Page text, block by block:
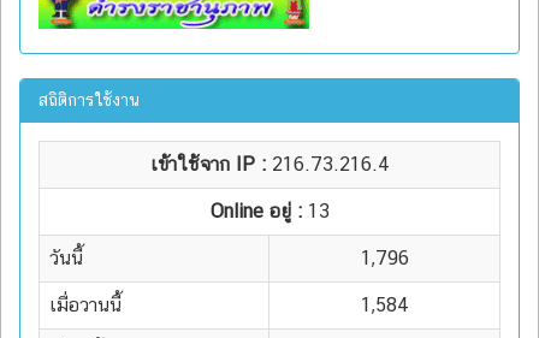
สถิติการใช้งาน
เข้าใช้จาก IP : 216.73.216.4
Online อยู่ : 13
วันนี้ 1,796
เมื่อวานนี้ 1,584